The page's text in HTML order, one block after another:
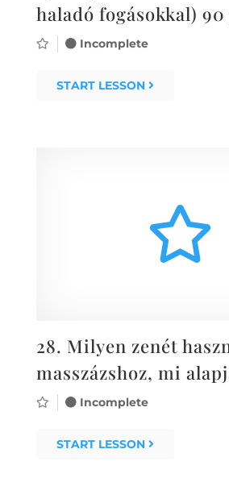
haladó fogásokkal)
Incomplete
START LESSON
28. Milyen zenét
masszázshoz, mi
Incomplete
START LESSON